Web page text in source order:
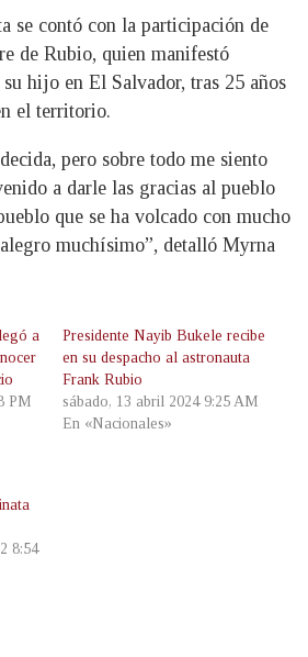
se contó con la participación de
de Rubio, quien manifestó
hijo en El Salvador, tras 25 años
el territorio.
pero sobre todo me siento
a darle las gracias al pueblo
que se ha volcado con mucho
muchísimo”, detalló Myrna
a
PM
Presidente Nayib Bukele recibe
en su despacho al astronauta
Frank Rubio
sábado, 13 abril 2024 9:25 AM
En «Nacionales»
8:54